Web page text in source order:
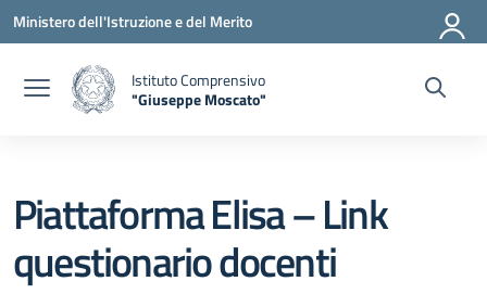
Vai ai contenuti
Vai al menu di navigazione
Vai al footer
Ministero dell'Istruzione e del Merito
Istituto Comprensivo
"Giuseppe Moscato"
Piattaforma Elisa – Link
questionario docenti